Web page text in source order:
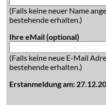
(Falls keine neuer Name
bestehende erhalten.)
Ihre eMail (optional)
(Falls keine neue E-Mail
bestehende erhalten.)
Erstanmeldung am: